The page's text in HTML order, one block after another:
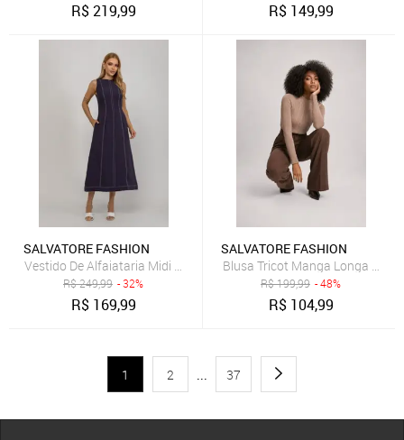
R$219,99 R$ 149,99
SALVATORE FASHION
Vestido De Alfaiataria Midi Com Costura Contrastantes Salvatore
R$249,99 - 32%
R$ 169,99
SALVATORE FASHION
Blusa Tricot Manga Longa Gola
R$199,99 - 48%
R$ 104,99
1 2 ... 37